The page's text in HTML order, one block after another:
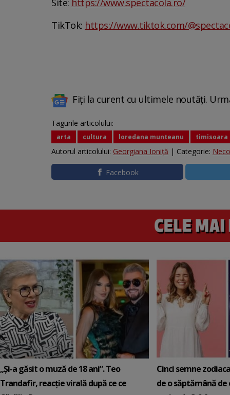
Site: https://www.spectacola.ro/
TikTok: https://www.tiktok.com/
Fiți la curent cu ultimele noutăți.
Tagurile articolului:
arta cultura loredana munteanu timisoara
Autorul articolului: Georgiana Ioniţă | Categorie:
Facebook
„Și-a găsit o muză de 18 ani”. Teo
Trandafir, reacție virală după ce ce
Cinci semne
de o săptămână de